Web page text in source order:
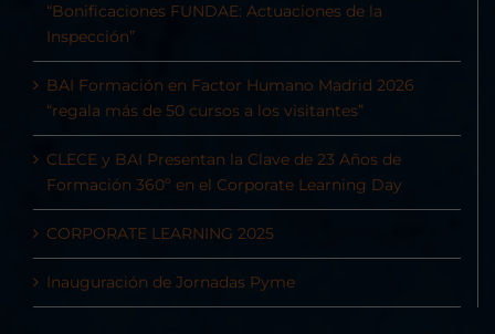
“Bonificaciones FUNDAE: Actuaciones de la
Inspección”
BAI Formación en Factor Humano Madrid 2026
“regala más de 50 cursos a los visitantes”
CLECE y BAI Presentan la Clave de 23 Años de
Formación 360º en el Corporate Learning Day
CORPORATE LEARNING 2025
Inauguración de Jornadas Pyme